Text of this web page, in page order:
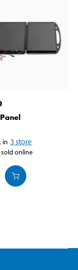
in 3 store
online